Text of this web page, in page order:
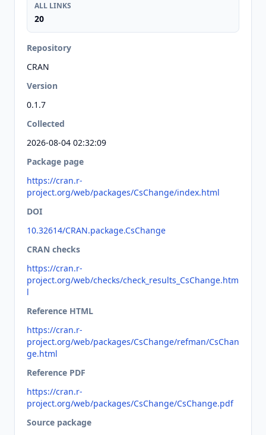
ALL LINKS
20
Repository
CRAN
Version
0.1.7
Collected
2026-08-04 02:32:09
Package page
https://cran.r-
project.org/web/packages/CsChange/index.html
DOI
10.32614/CRAN.package.CsChange
CRAN checks
https://cran.r-
project.org/web/checks/check_results_CsChange.htm
l
Reference HTML
https://cran.r-
project.org/web/packages/CsChange/refman/CsChan
ge.html
Reference PDF
https://cran.r-
project.org/web/packages/CsChange/CsChange.pdf
Source package